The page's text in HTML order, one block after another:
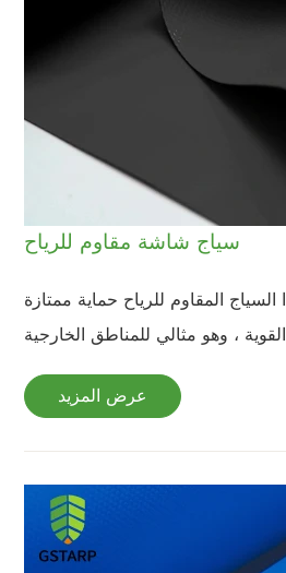
سياج شاشة مقاوم للرياح
المقاوم للرياح حماية ممتازة
عرض المزيد